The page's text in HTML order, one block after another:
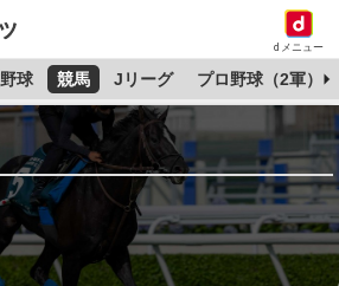
dメニュー
球 競馬 Jリーグ プロ野球（2軍）